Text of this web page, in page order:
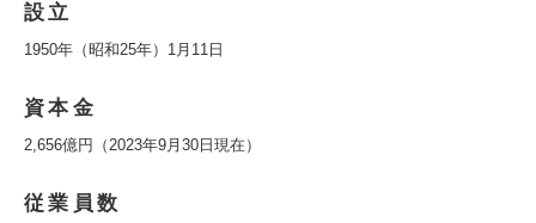
設立
1950年（昭和25年）1月11日
資本金
2,656億円（2023年9月30日現在）
従業員数